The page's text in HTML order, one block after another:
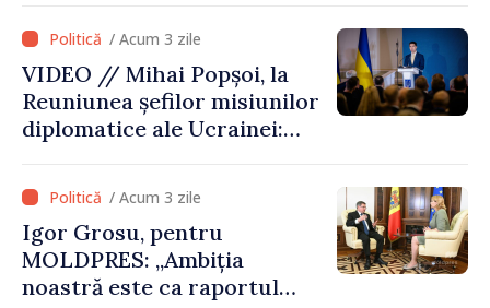
hidrologice din bazinul
râului Nistru și proiecte
comune în infrastructură și
energie
/ Acum 3 zile
VIDEO // Mihai Popșoi, la
Reuniunea șefilor misiunilor
diplomatice ale Ucrainei:
alegerea. Ne-am alăturat
Ucrainei”/ Acum 3 zile
Igor Grosu, pentru
MOLDPRES: „Ambiția
noastră este ca raportul